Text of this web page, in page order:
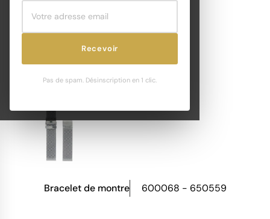
Recevoir
Pas de spam. Désinscription en 1 clic.
Bracelet de montre 600068 - 650559